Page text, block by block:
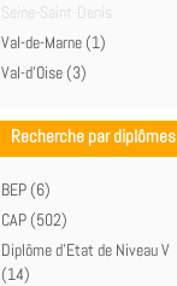
Seine-Saint-Denis
Val-de-Marne (1)
Val-d'Oise (3)
Recherche par diplômes
BEP (6)
CAP (502)
Diplôme d'Etat de Niveau V
(14)